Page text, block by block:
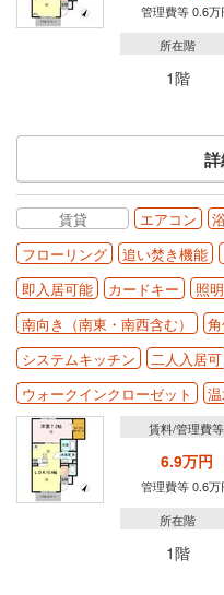
管理費等 0.6万
所在階
1階
賃貸 エアコン
フローリング
追い焚き機能
即入居可能
カードキー 照
南向き（南東・南西含む）
システムキッチン
二人入居可
ウォークインクローゼット
賃料/管理費等
6.9万円
管理費等 0.6万
所在階
1階